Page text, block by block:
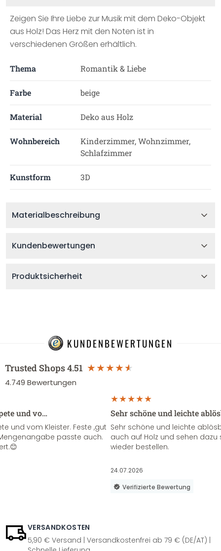
Zeigen Sie Ihre Liebe zur Musik mit dem Deko-Objekt
aus Holz! Das Herz mit den Noten ist in
verschiedenen Größen erhältlich.
Thema Romantik & Liebe
Farbe beige
Material Deko aus Holz
Wohnbereich
Kinderzimmer, Wohnzimmer,
Schlafzimmer
Kunstform 3D
Materialbeschreibung
Kundenbewertungen
Produktsicherheit
KUNDENBEWERTUNGEN
Trusted Shops4.51
4.749 Bewertungen
und vo…
und vom Kleister. Feste ,gut
passte auch.
Sehr schöne und leichte
Sehr schöne und leichte
auch auf Holz und sehen
wieder bestellen.
24.07.2026
Verifizierte Bewertung
VERSANDKOSTEN
5,90 € Versand | Versandkostenfrei ab 79 € (DE/AT) |